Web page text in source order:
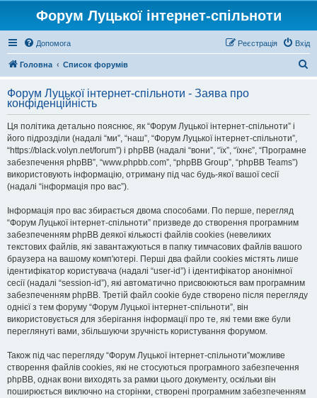
Форум Луцької інтернет-спільноти
Допомога Вхід
Реєстрація
Головна Список форумів
у
Форум Луцької інтернет-спільноти - Заява про
конфіденційність
Ця політика детально пояснює, як “Форум Луцької інтернет-спільноти” і
його підрозділи (надалі “ми”, “наш”, “Форум Луцької інтернет-спільноти”,
“https://black.volyn.net/forum”) і phpBB (надалі “вони”, “їх”, “їхнє”, “Програмне
забезпечення phpBB”, “www.phpbb.com”, “phpBB Group”, “phpBB Teams”)
використовують інформацію, отриману під час будь-якої вашої сесії
(надалі “інформація про вас”).
Інформація про вас збирається двома способами. По перше, перегляд
“Форум Луцької інтернет-спільноти” призведе до створення програмним
забезпеченням phpBB деякої кількості файлів cookies (невеликих
текстових файлів, які завантажуються в папку тимчасових файлів вашого
браузера на вашому комп'ютері. Перші два файли cookies містять лише
ідентифікатор користувача (надалі “user-id”) і ідентифікатор анонімної
сесії (надалі “session-id”), які автоматично присвоюються вам програмним
забезпеченням phpBB. Третій файл cookie буде створено після перегляду
однієї з тем форуму “Форум Луцької інтернет-спільноти”, він
використовується для зберігання інформації про те, які теми вже були
переглянуті вами, збільшуючи зручність користування форумом.
Також під час перегляду “Форум Луцької інтернет-спільноти”можливе
створення файлів cookies, які не стосуються програмного забезпечення
phpBB, однак вони виходять за рамки цього документу, оскільки він
поширюється виключно на сторінки, створені програмним забезпеченням